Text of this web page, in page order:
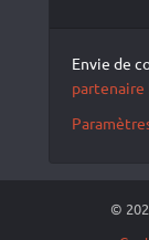
Envie de
partenaire
©